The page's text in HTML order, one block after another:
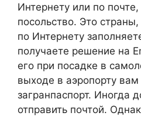
Интернету или по
посольство. Это
по Интернету
получаете решение на
его при посадке в
выходе в аэропорту вам
загранпаспорт. Иногда
отправить почтой.